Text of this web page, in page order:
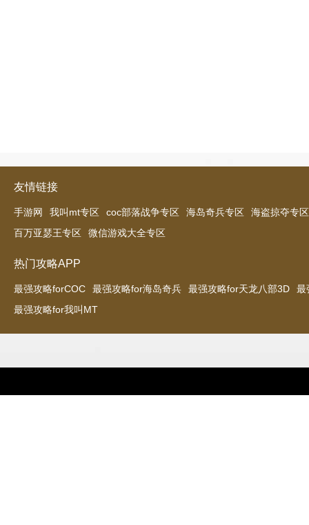
友情链接
手游网 我叫mt专区 coc部落战争专区 海岛奇兵专区
海盗掠夺专区
百万亚瑟王专区
微信游戏大全专区
热门攻略APP
最强攻略forCOC 最强攻略for海岛奇兵 最强攻略for天龙八部3D
最
最强攻略for我叫MT